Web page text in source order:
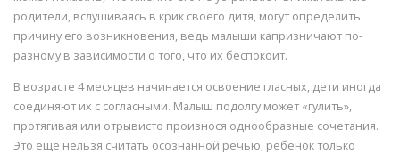
родители, вслушиваясь в крик своего дитя, могут определить
причину его возникновения, ведь малыши капризничают по-
разному в зависимости о того, что их беспокоит.
В возрасте 4 месяцев начинается освоение гласных, дети иногда
соединяют их с согласными. Малыш подолгу может «гулить»,
протягивая или отрывисто произнося однообразные сочетания.
Это еще нельзя считать осознанной речью, ребенок только